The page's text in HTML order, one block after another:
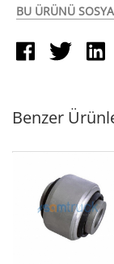
BU ÜRÜNÜ
Benzer